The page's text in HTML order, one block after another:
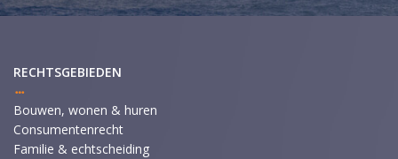
RECHTSGEBIEDEN
Bouwen, wonen & huren
Consumentenrecht
Familie & echtscheiding